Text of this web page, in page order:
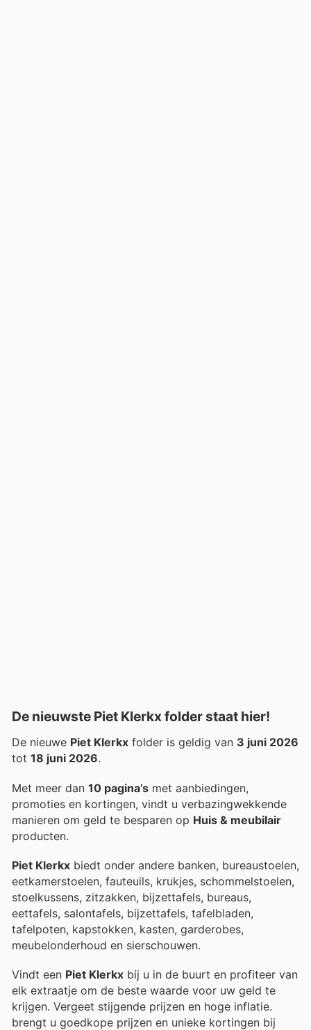
De nieuwste Piet Klerkx folder staat hier!
De nieuwe Piet Klerkx folder is geldig van 3 juni 2026
tot 18 juni 2026.
Met meer dan 10 pagina’s met aanbiedingen,
promoties en kortingen, vindt u verbazingwekkende
manieren om geld te besparen op Huis & meubilair
producten.
Piet Klerkx biedt onder andere banken, bureaustoelen,
eetkamerstoelen, fauteuils, krukjes, schommelstoelen,
stoelkussens, zitzakken, bijzettafels, bureaus,
eettafels, salontafels, bijzettafels, tafelbladen,
tafelpoten, kapstokken, kasten, garderobes,
meubelonderhoud en sierschouwen.
Vindt een Piet Klerkx bij u in de buurt en profiteer van
elk extraatje om de beste waarde voor uw geld te
krijgen. Vergeet stijgende prijzen en hoge inflatie.
brengt u goedkope prijzen en unieke kortingen bij